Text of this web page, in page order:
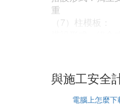
重
（7）柱模板：
搭設形式：組
（9）板模板（
搭設形式：2層
（10）板模板
與施工安全
電腦上怎麼下